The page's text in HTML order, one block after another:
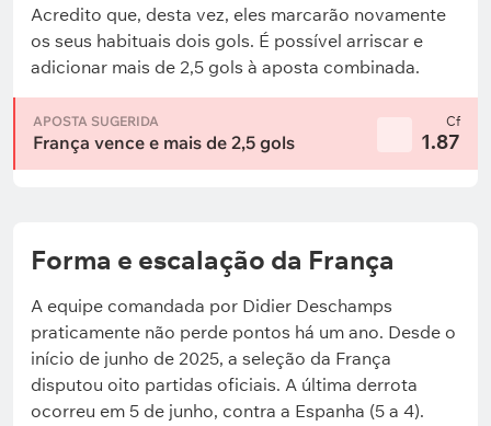
Acredito que, desta vez, eles marcarão novamente
os seus habituais dois gols. É possível arriscar e
adicionar mais de 2,5 gols à aposta combinada.
APOSTA SUGERIDA
França vence e mais de 2,5 gols
Cf
1.87
Forma e escalação da França
A equipe comandada por Didier Deschamps
praticamente não perde pontos há um ano. Desde o
início de junho de 2025, a seleção da França
disputou oito partidas oficiais. A última derrota
ocorreu em 5 de junho, contra a Espanha (5 a 4).